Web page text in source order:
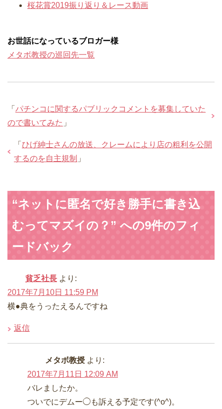
桜花賞2019振り返り＆レース動画
お世話になっているブロガー様
メタボ教授の巡回先一覧
「 パチンコに関するパブリックコメントを募集していた
ので書いてみた 」
「 ひげ紳士さんの放送、クレームにより店の粗利を公開
するのを自主規制 」
“ネットに匿名で好き勝手に書き込
むってマズイの？” への9件のフィ
ードバック
貧乏社長 より:
2017年7月10日 11:59 PM
横●典をうったえるんですね
返信
メタボ教授 より:
2017年7月11日 12:09 AM
バレましたか。
ついでにデムー◯も訴える予定です(^o^)。